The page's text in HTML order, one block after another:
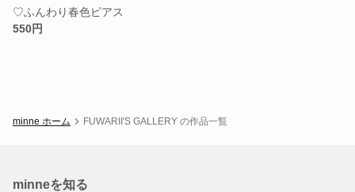
♡ふんわり春色ピアス
550円
minne ホーム FUWARII'S GALLERY の作品一覧
minneを知る